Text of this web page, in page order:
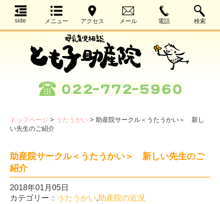
side メニュー アクセス メール 電話 検索
トップページ > うたうかい > 助産院サークル＜うたうかい＞ 新し
い先生のご紹介
助産院サークル＜うたうかい＞ 新しい先生のご
紹介
2018年01月05日
カテゴリー： うたうかい,助産院の近況